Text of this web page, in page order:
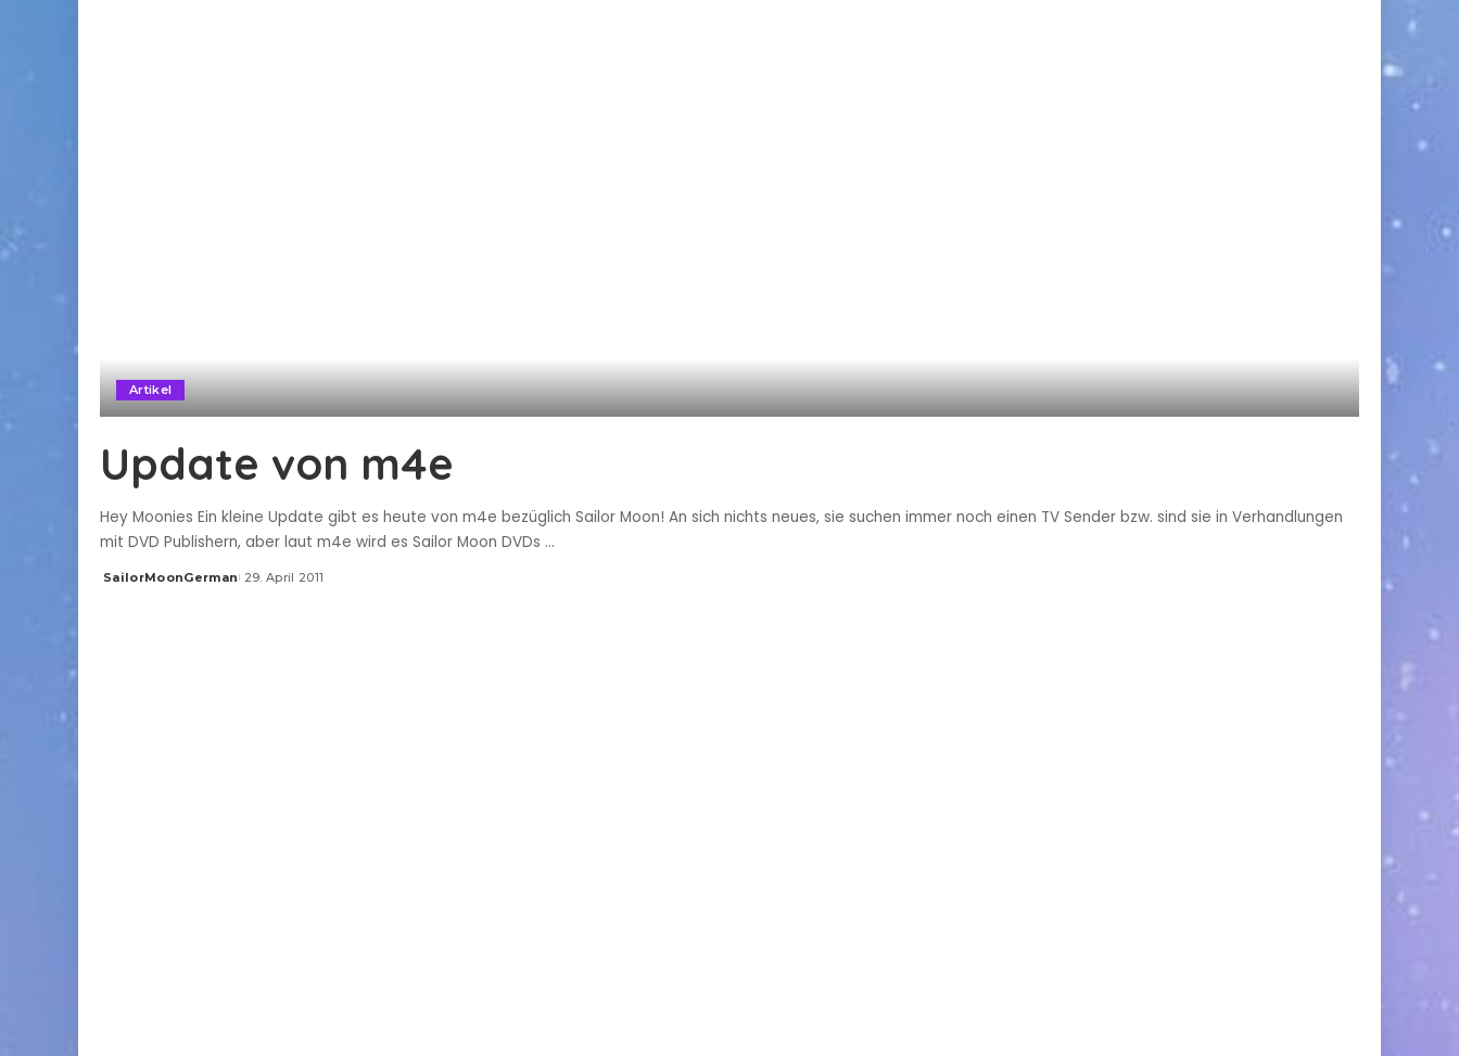
Artikel
Update von m4e
Hey Moonies Ein kleine Update gibt es heute von m4e bezüglich Sailor Moon! An sich nichts neues, sie suchen immer noch einen TV Sender bzw. sind sie in Verhandlungen
mit DVD Publishern, aber laut m4e wird es Sailor Moon DVDs ...
Posted
SailorMoonGerman 29. April 2011